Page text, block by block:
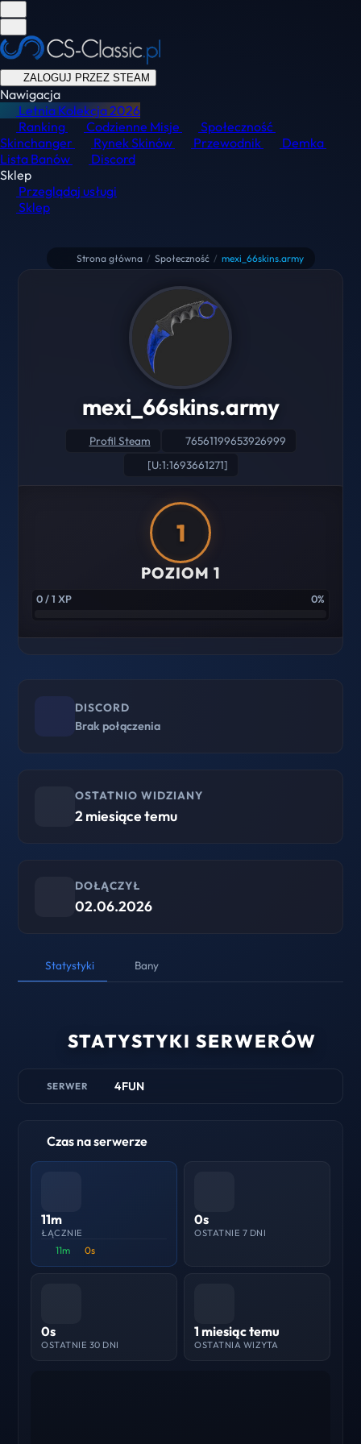
ZALOGUJ PRZEZ STEAM
Nawigacja
Letnia Kolekcja2026
Ranking
Codzienne Misje
Społeczność
Skinchanger
Rynek Skinów Przewodnik
Demka
Lista Banów
Discord
Sklep
Przeglądaj usługi
Sklep
Strona główna / Społeczność / mexi_66skins.army
mexi_66skins.army
Profil Steam
76561199653926999
[U:1:1693661271]
1
POZIOM 1
0 / 1 XP 0%
DISCORD
Brak połączenia
OSTATNIO WIDZIANY
2 miesiące temu
DOŁĄCZYŁ
02.06.2026
Statystyki Bany
STATYSTYKI SERWERÓW
SERWER 4FUN
Czas na serwerze
11m
ŁĄCZNIE
11m 0s
0s
OSTATNIE 7 DNI
0s
OSTATNIE 30 DNI
1 miesiąc temu
OSTATNIA WIZYTA